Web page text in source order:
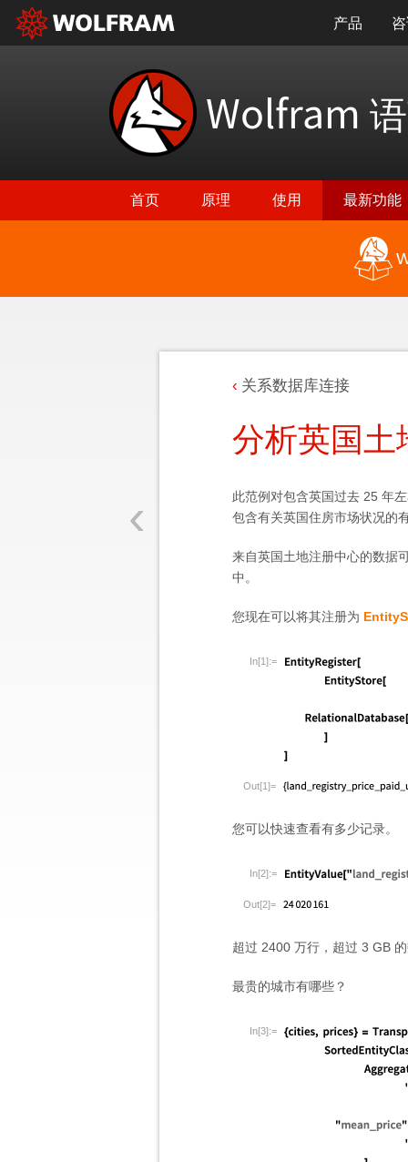
产品
Wolfram
首页 原理 使用 最新功能
‹
关系数据库连接
分析英国土
此范例对包含英国过去 25 年
包含有关英国住房市场状况的
来自英国土地注册中心的数据
中。
您现在可以将其注册为
In[1]:=
Out[1]=
您可以快速查看有多少记录。
In[2]:=
Out[2]=
超过 2400 万行，超过 3 GB
最贵的城市有哪些？
In[3]:=